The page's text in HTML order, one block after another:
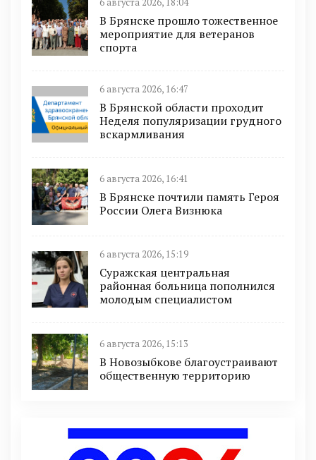
6 августа 2026, 18:04
В Брянске прошло тожественное
мероприятие для ветеранов
спорта
6 августа 2026, 16:47
В Брянской области проходит
Неделя популяризации грудного
вскармливания
6 августа 2026, 16:41
В Брянске почтили память Героя
России Олега Визнюка
6 августа 2026, 15:19
Суражская центральная
районная больница пополнился
молодым специалистом
6 августа 2026, 15:13
В Новозыбкове благоустраивают
общественную территорию